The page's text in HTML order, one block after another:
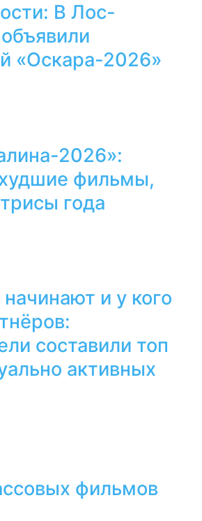
В Лос-
«Оскара-2026»
2026»:
фильмы,
года
и у кого
составили топ
активных
фильмов